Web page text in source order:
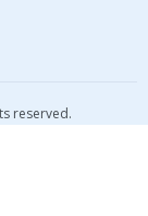
reserved.